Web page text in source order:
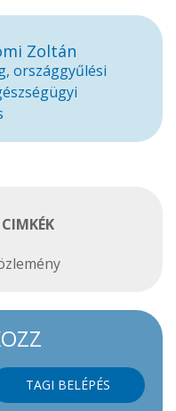
Zoltán
országgyűlési
TAGI BELÉPÉS